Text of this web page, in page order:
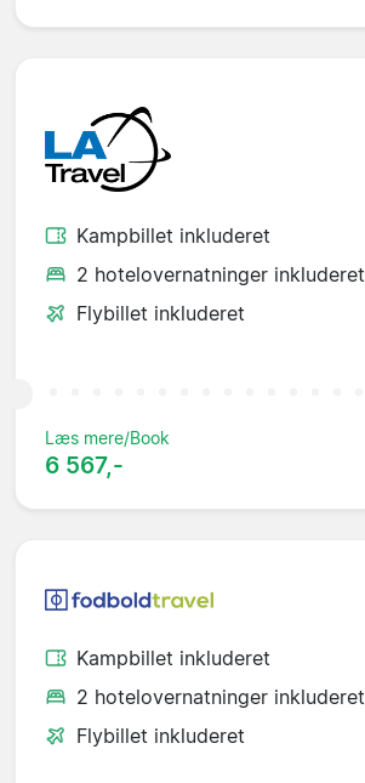
Kampbillet inkluderet
2 hotelovernatninger inkluderet
Flybillet inkluderet
Læs mere/Book
6 567,-
Kampbillet inkluderet
2 hotelovernatninger inkluderet
Flybillet inkluderet